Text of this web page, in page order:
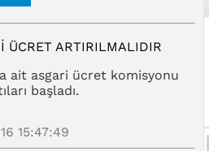
ÜCRET ARTIRILMALIDIR
ait asgari ücret komisyonu
başladı.
15:47:49